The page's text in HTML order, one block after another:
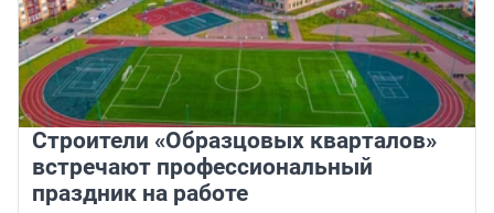
Строители «Образцовых кварталов»
встречают профессиональный
праздник на работе